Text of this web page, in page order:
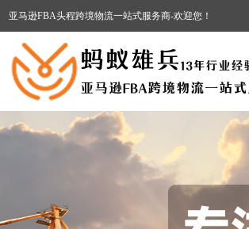
亚马逊FBA头程跨境物流一站式服务商-欢迎您！